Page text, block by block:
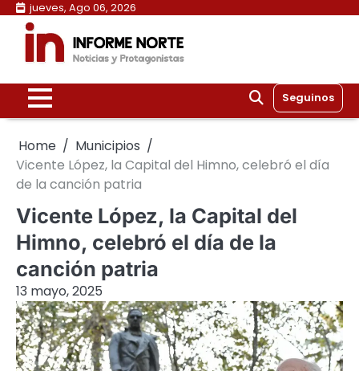
Skip
content
jueves, Ago 06, 2026
Seguinos
Home
Municipios
Vicente López, la Capital del Himno, celebró el día
de la canción patria
Vicente López, la Capital del
Himno, celebró el día de la
canción patria
13 mayo, 2025